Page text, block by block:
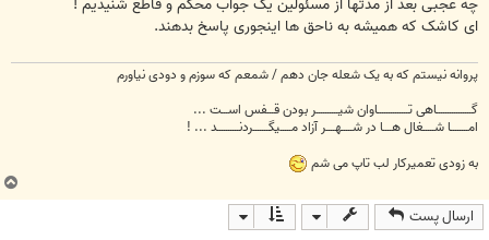
چه عجبی بعد از مدتها از مسئولین یک جواب محکم و قاطع شنیدیم !
ای کاشک که همیشه به ناحق ها اینجوری پاسخ بدهند.
پروانه نیستم که به یک شعله جان دهم / شمعم که سوزم و دودی نیاورم
گــــــــــــــــاهی تــــــــــــــاوان شیــــــــــر بودن قـــفس اســـت ...
امــــــــا شـــــغال هــــا در شـــــهــــر آزاد مـــــیگـــــــردنــــــــــد ... !
به زودی تعمیرکار لب تاپ می شم
ارسال پست